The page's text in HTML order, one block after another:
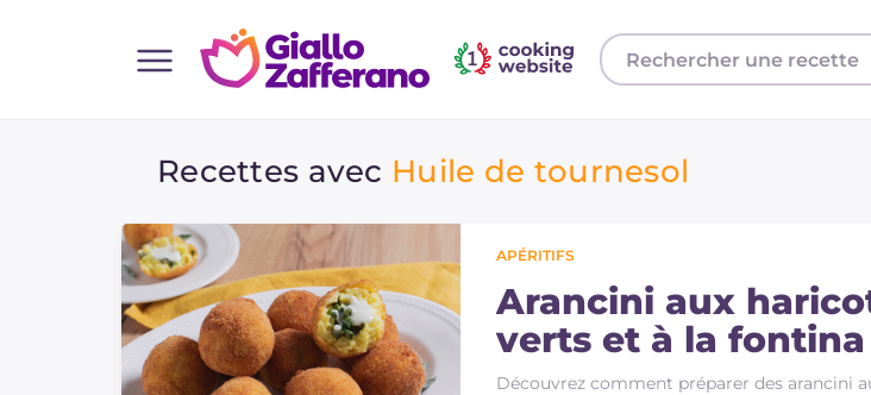
Toutes les recettes
Plats principaux
Boissons et rafraîchissements
Recettes avec Huile de tournesol
APÉRITIFS
Arancini aux
verts et à la fontina
Découvrez comment préparer des arancini